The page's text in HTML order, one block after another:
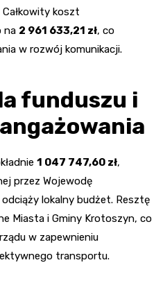
koszt
na 2 961 633,21 zł, co
w rozwój komunikacji.
funduszu i
1 047 747,60 zł,
przez Wojewodę
lokalny budżet. Resztę
Miasta i Gminy Krotoszyn, co
w zapewnieniu
transportu.